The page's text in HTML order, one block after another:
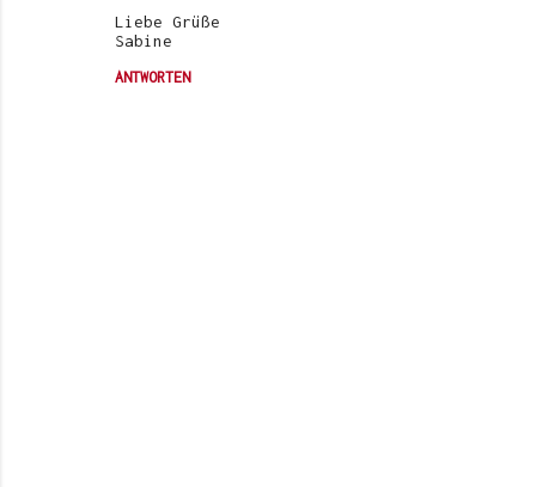
Liebe Grüße
Sabine
ANTWORTEN